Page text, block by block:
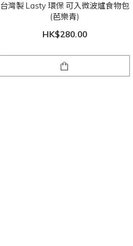
台灣製 Lasty 環保 可入微波爐食物包
(芭樂青)
HK$280.00